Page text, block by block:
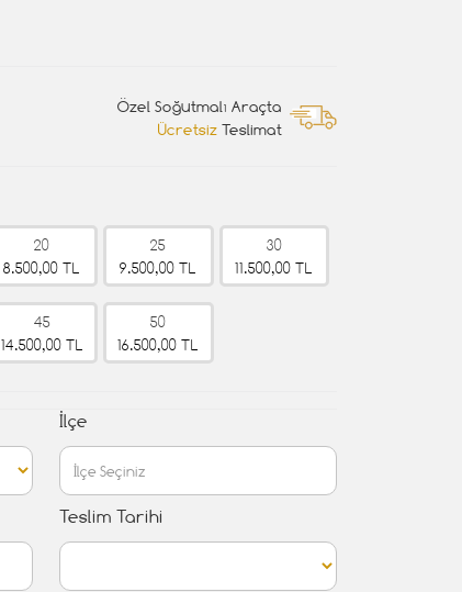
Özel Soğutmalı Araçta
Ücretsiz Teslimat
20
8.500,00 TL
25
9.500,00 TL
30
11.500,00 TL
45
14.500,00 TL
50
16.500,00 TL
İlçe
Teslim Tarihi